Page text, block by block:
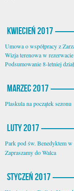
Kwiecień 2017
Umowa o współpracy z
Wizja terenowa w
Podsumowanie 8-letniej
Marzec 2017
Plaskula na początek sezonu
luty 2017
Park pod św. Benedyktem
Zapraszamy do Walca
Styczeń 2017